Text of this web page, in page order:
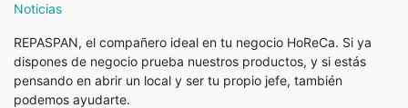
Noticias
REPASPAN, el compañero ideal en tu negocio HoReCa. Si ya
dispones de negocio prueba nuestros productos, y si estás
pensando en abrir un local y ser tu propio jefe, también
podemos ayudarte.